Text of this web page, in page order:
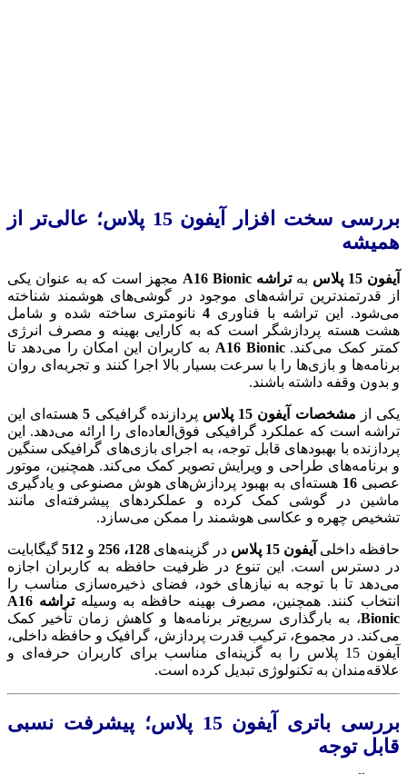
بررسی سخت افزار آیفون 15 پلاس؛ عالی‌تر از
همیشه
آیفون 15 پلاس بهتراشه A16 Bionic
مجهز است که به عنوان یکی
از قدرتمندترین تراشه‌های موجود در گوشی‌های هوشمند شناخته
می‌شود. این تراشه با فناوری 4 نانومتری ساخته شده و شامل
هشت هسته پردازشگر است که به کارایی بهینه و مصرف انرژی
کمتر کمک می‌کند.A16 Bionic به کاربران این امکان را می‌دهد تا
برنامه‌ها و بازی‌ها را با سرعت بسیار بالا اجرا کنند و تجربه‌ای روان
و بدون وقفه داشته باشند.
یکی از مشخصات آیفون 15 پلاس پردازنده گرافیکی 5هسته‌ای این
تراشه است که عملکرد گرافیکی فوق‌العاده‌ای را ارائه می‌دهد. این
پردازنده با بهبودهای قابل توجه، به اجرای بازی‌های گرافیکی سنگین
و برنامه‌های طراحی و ویرایش تصویر کمک می‌کند. همچنین، موتور
عصبی 16 هسته‌ای به بهبود پردازش‌های هوش مصنوعی و یادگیری
ماشین در گوشی کمک کرده و عملکردهای پیشرفته‌ای مانند
تشخیص چهره و عکاسی هوشمند را ممکن می‌سازد.
حافظه داخلی آیفون 15 پلاس در گزینه‌های 128، 256 و 512گیگابایت
در دسترس است. این تنوع در ظرفیت حافظه به کاربران اجازه
می‌دهد تا با توجه به نیازهای خود، فضای ذخیره‌سازی مناسب را
انتخاب کنند. همچنین، مصرف بهینه حافظه به وسیله
تراشه A16
Bionic، به بارگذاری سریع‌تر برنامه‌ها و کاهش زمان تأخیر کمک
می‌کند. در مجموع، ترکیب قدرت پردازش، گرافیک و حافظه داخلی،
آیفون 15 پلاس را به گزینه‌ای مناسب برای کاربران حرفه‌ای و
علاقه‌مندان به تکنولوژی تبدیل کرده است.
بررسی باتری آیفون 15 پلاس؛ پیشرفت نسبی
قابل توجه
پاسخگوی سوالات شما هستیم